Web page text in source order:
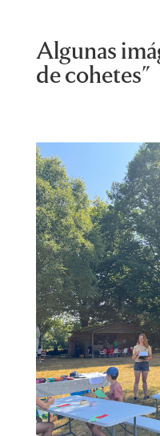
Algunas
de cohetes"